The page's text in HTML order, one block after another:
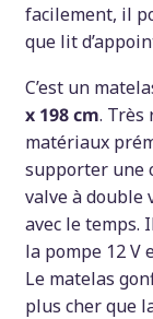
facilement, il
que lit
C’est un
x 198 cm. Très
matériaux
supporter une
valve à double
avec le temps.
la pompe 12 V
Le matelas
plus cher que